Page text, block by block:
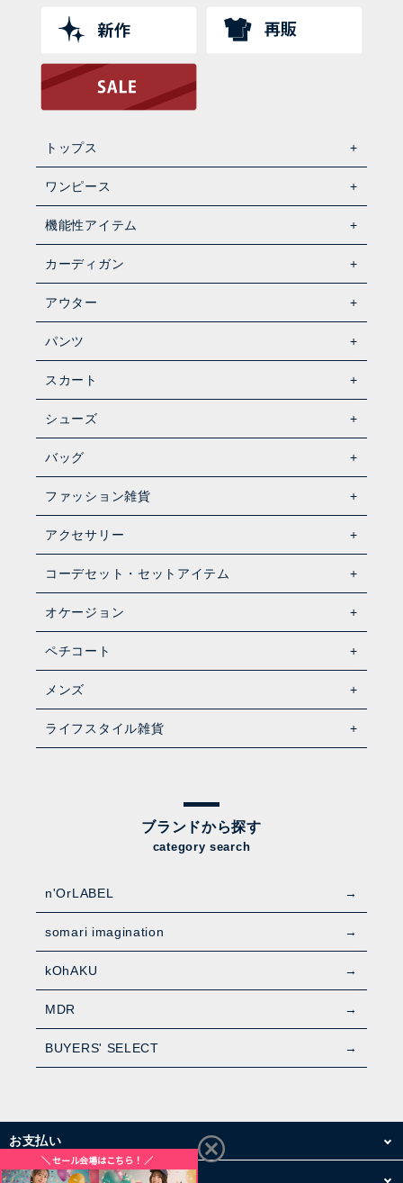
トップス
ワンピース
機能性アイテム
カーディガン
アウター
パンツ
スカート
シューズ
バッグ
ファッション雑貨
アクセサリー
コーデセット・セットアイテム
オケージョン
ペチコート
メンズ
ライフスタイル雑貨
ブランドから探す
category search
n'OrLABEL
somari imagination
kOhAKU
MDR
BUYERS' SELECT
お支払い
配送・送料